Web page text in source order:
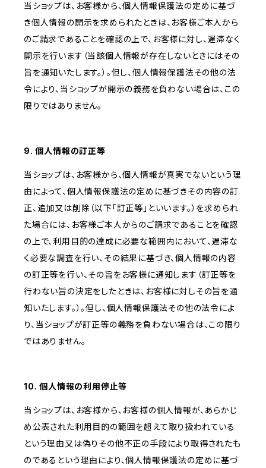
当ショップは、お客様から、個人情報保護法の定めに基づ
き個人情報の開示を求められたときは、お客様ご本人から
のご請求であることを確認の上で、お客様に対し、遅滞なく
開示を行います（当該個人情報が存在しないときにはその
旨を通知いたします。）。但し、個人情報保護法その他の法
令により、当ショップが開示の義務を負わない場合は、この
限りではありません。
9. 個人情報の訂正等
当ショップは、お客様から、個人情報が真実でないという理
由によって、個人情報保護法の定めに基づきその内容の訂
正、追加又は削除（以下「訂正等」といいます。）を求められ
た場合には、お客様ご本人からのご請求であることを確認
の上で、利用目的の達成に必要な範囲内において、遅滞な
く必要な調査を行い、その結果に基づき、個人情報の内容
の訂正等を行い、その旨をお客様に通知します（訂正等を
行わない旨の決定をしたときは、お客様に対しその旨を通
知いたします。）。但し、個人情報保護法その他の法令によ
り、当ショップが訂正等の義務を負わない場合は、この限り
ではありません。
10. 個人情報の利用停止等
当ショップは、お客様から、お客様の個人情報が、あらかじ
め公表された利用目的の範囲を超えて取り扱われている
という理由又は偽りその他不正の手段により取得されたも
のであるという理由により、個人情報保護法の定めに基づ